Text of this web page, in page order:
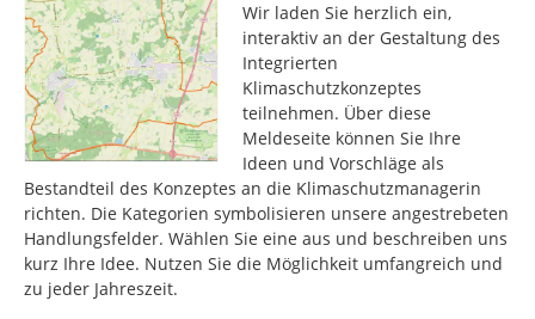
Wir laden Sie herzlich ein,
interaktiv an der Gestaltung des
Integrierten
Klimaschutzkonzeptes
teilnehmen. Über diese
Meldeseite können Sie Ihre
Ideen und Vorschläge als
Bestandteil des Konzeptes an die Klimaschutzmanagerin
richten. Die Kategorien symbolisieren unsere angestrebeten
Handlungsfelder. Wählen Sie eine aus und beschreiben uns
kurz Ihre Idee. Nutzen Sie die Möglichkeit umfangreich und
zu jeder Jahreszeit.